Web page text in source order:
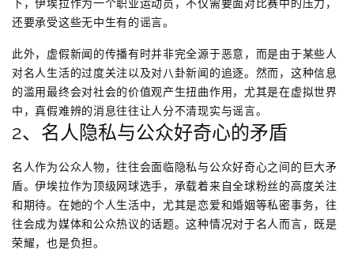
还要承受这些无中生有的谣言。
此外，虚假新闻的传播有时并非完全源于恶意，而是由于某些人
对名人生活的过度关注以及对八卦新闻的追逐。然而，这种信息
的滥用最终会对社会的价值观产生扭曲作用，尤其是在虚拟世界
中，真假难辨的消息往往让人分不清现实与谣言。
2、名人隐私与公众好奇心的矛盾
名人作为公众人物，往往会面临隐私与公众好奇心之间的巨大矛
盾。伊埃拉作为顶级网球选手，承载着来自全球粉丝的高度关注
和期待。在她的个人生活中，尤其是恋爱和婚姻等私密事务，往
往会成为媒体和公众热议的话题。这种情况对于名人而言，既是
荣耀，也是负担。